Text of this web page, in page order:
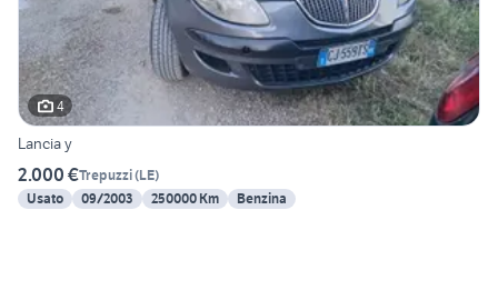
4
Lancia y
2.000 €Trepuzzi(LE)
Usato
09/2003 250000 Km Benzina